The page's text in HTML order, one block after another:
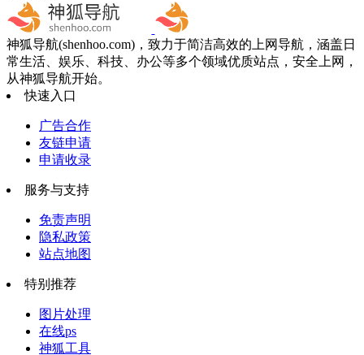
神狐导航(shenhoo.com)，致力于简洁高效的上网导航，涵盖日
常生活、娱乐、科技、办公等多个领域优质站点，安全上网，
从神狐导航开始。
快速入口
广告合作
友链申请
申请收录
服务与支持
免责声明
隐私政策
站点地图
特别推荐
图片处理
在线ps
神狐工具